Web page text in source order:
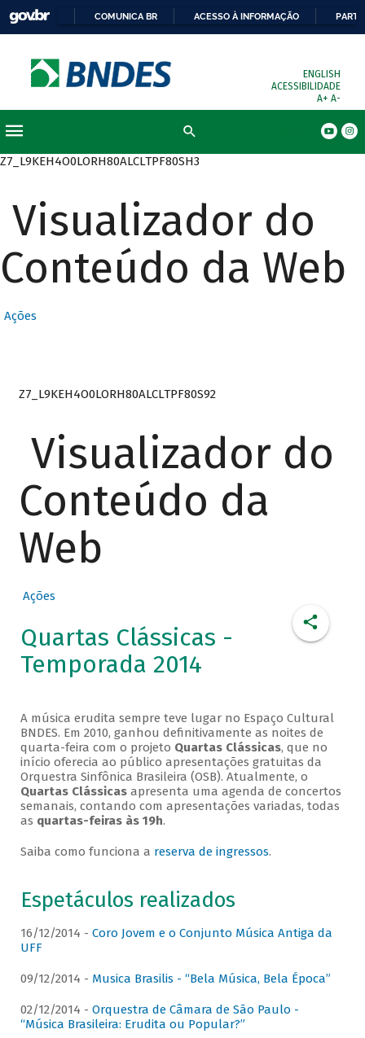
COMUNICA BR ACESSO À INFORMAÇÃO
ENGLISH
ACESSIBILIDADE
A+ A-
Z7_L9KEH4O0LORH80ALCLTPF80SH3
Visualizador do
Conteúdo da Web
Ações
Z7_L9KEH4O0LORH80ALCLTPF80S92
Visualizador do
Conteúdo da
Web
Ações
Quartas Clássicas -
Temporada 2014
A música erudita sempre teve lugar no Espaço Cultural
BNDES. Em 2010, ganhou definitivamente as noites de
quarta-feira com o projeto Quartas Clássicas, que no
início oferecia ao público apresentações gratuitas da
Orquestra Sinfônica Brasileira (OSB). Atualmente, o
Quartas Clássicasapresenta uma agenda de concertos
semanais, contando com apresentações variadas, todas
as quartas-feiras às 19h.
Saiba como funciona a reserva de ingressos.
Espetáculos realizados
16/12/2014 - Coro Jovem e o Conjunto Música Antiga da
UFF
09/12/2014 - Musica Brasilis - “Bela Música, Bela Época”
02/12/2014 - Orquestra de Câmara de São Paulo -
“Música Brasileira: Erudita ou Popular?”